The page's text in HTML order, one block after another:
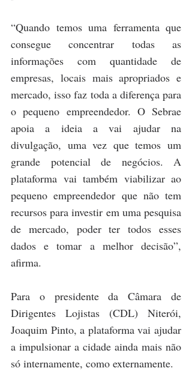
“Quando temos uma ferramenta que
consegue concentrar todas as
informações com quantidade de
empresas, locais mais apropriados e
mercado, isso faz toda a diferença para
o pequeno empreendedor. O Sebrae
apoia a ideia a vai ajudar na
divulgação, uma vez que temos um
grande potencial de negócios. A
plataforma vai também viabilizar ao
pequeno empreendedor que não tem
recursos para investir em uma pesquisa
de mercado, poder ter todos esses
dados e tomar a melhor decisão”,
afirma.
Para o presidente da Câmara de
Dirigentes Lojistas (CDL) Niterói,
Joaquim Pinto, a plataforma vai ajudar
a impulsionar a cidade ainda mais não
só internamente, como externamente.